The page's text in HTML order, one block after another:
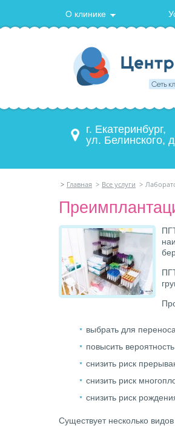
О клинике
г. Екатеринбург,
ул. Белинского,
> Главная > Все услуги >
выбрать для
повысить
снизить риск
снизить риск
снизить риск
Существует несколько